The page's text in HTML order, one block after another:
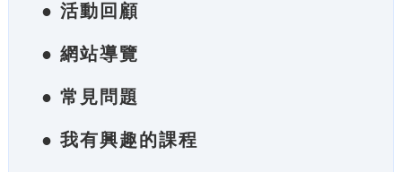
● 活動回顧
● 網站導覽
● 常見問題
● 我有興趣的課程